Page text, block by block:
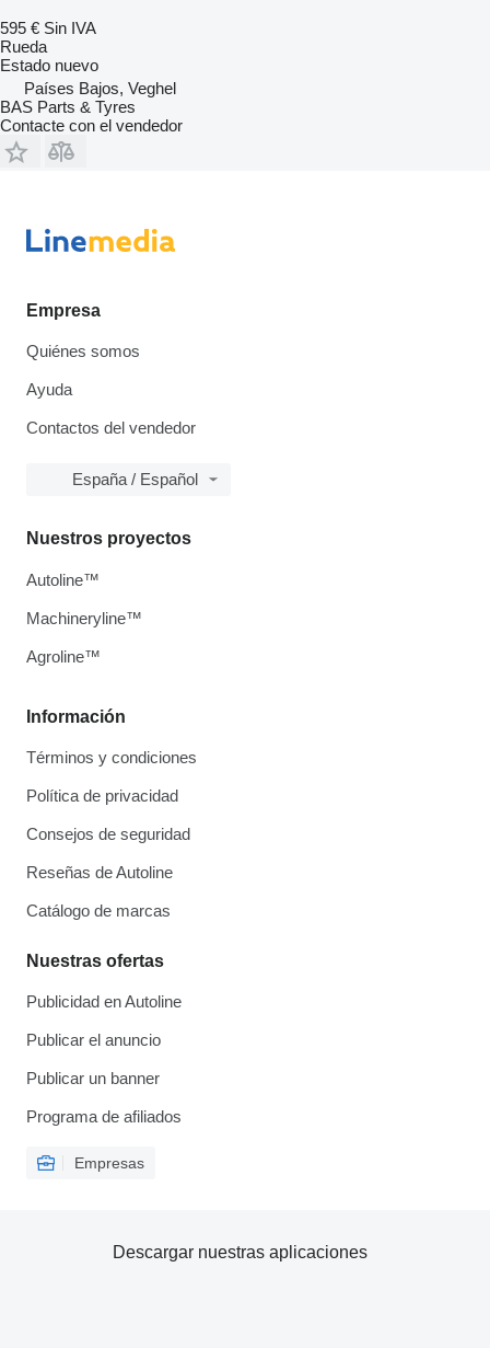
595 € Sin IVA
Rueda
Estado nuevo
Países Bajos, Veghel
BAS Parts & Tyres
Contacte con el vendedor
Empresa
Quiénes somos
Ayuda
Contactos del vendedor
España / Español
Información
Términos y condiciones
Política de privacidad
Consejos de seguridad
Reseñas de Autoline
Catálogo de marcas
Nuestras ofertas
Publicidad en Autoline
Publicar el anuncio
Publicar un banner
Programa de afiliados
Empresas
Nuestros proyectos
Autoline™
Machineryline™
Agroline™
Descargar nuestras aplicaciones